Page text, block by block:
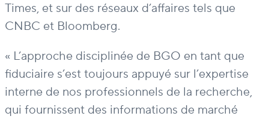
Times, et sur des réseaux d’affaires tels que
CNBC et Bloomberg.
« L’approche disciplinée de BGO en tant que
fiduciaire s’est toujours appuyé sur l’expertise
interne de nos professionnels de la recherche,
qui fournissent des informations de marché